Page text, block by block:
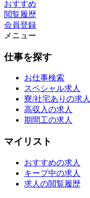
おすすめ
閲覧履歴
会員登録
メニュー
仕事を探す
お仕事検索
スペシャル求人
寮/社宅ありの求人
高収入の求人
期間工の求人
マイリスト
おすすめの求人
キープ中の求人
求人の閲覧履歴